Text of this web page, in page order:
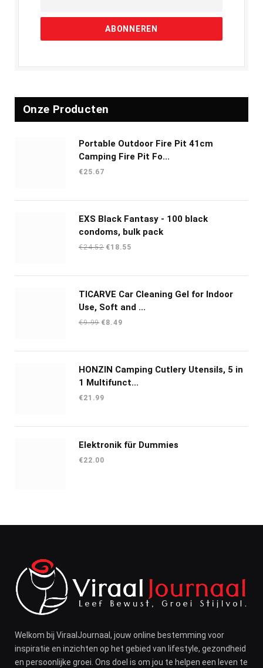
Onze Producten
Portable Outdoor Fire Pit 41cm
Camping Fire Pit Fo...
€25.67
EXS Black Fantasy - 100 black
condoms, bulk pack
€24.52 Oorspronkelijke
€18.55
TICARVE Car Cleaning Gel for Indoor
Use, Soft and ...
€9.99 Oorspronkelijke
€8.49Huidige
HONZIN Camping Cutlery Utensils, 5 in
1 Multifunct...
€21.99
Elektronik für Dummies
€22.00
Welkom bij ViraalJournaal, jouw online bestemming voor
inspiratie en inzichten op het gebied van lifestyle, gezondheid
en persoonlijke groei. Ons doel is om jou te helpen een leven te